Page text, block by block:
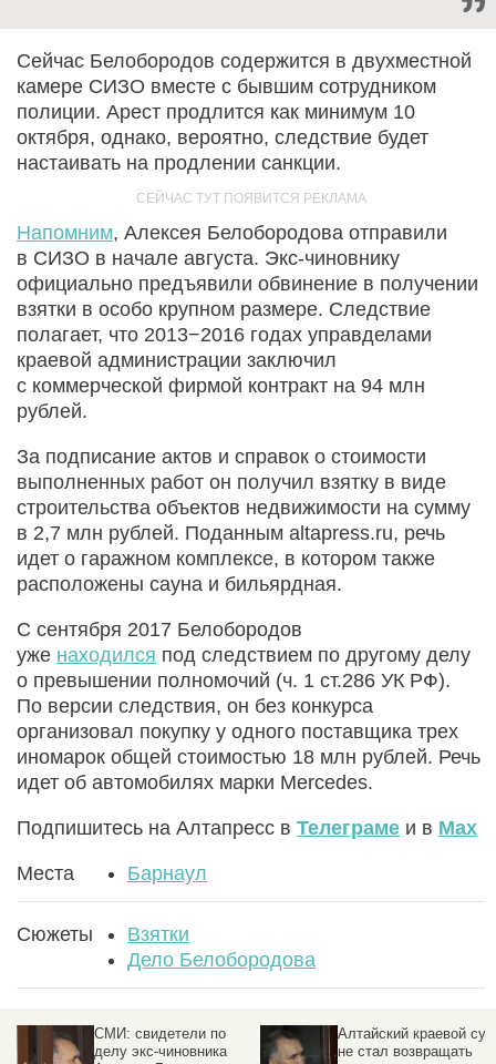
Сейчас Белобородов содержится в двухместной
камере СИЗО вместе с бывшим сотрудником
полиции. Арест продлится как минимум 10
октября, однако, вероятно, следствие будет
настаивать на продлении санкции.
Напомним, Алексея Белобородова отправили
в СИЗО в начале августа. Экс-чиновнику
официально предъявили обвинение в получении
взятки в особо крупном размере. Следствие
полагает, что 2013−2016 годах управделами
краевой администрации заключил
с коммерческой фирмой контракт на 94 млн
рублей.
За подписание актов и справок о стоимости
выполненных работ он получил взятку в виде
строительства объектов недвижимости на сумму
в 2,7 млн рублей. Поданным altapress.ru, речь
идет о гаражном комплексе, в котором также
расположены сауна и бильярдная.
С сентября 2017 Белобородов
уже находился под следствием по другому делу
о превышении полномочий (ч. 1 ст.286 УК РФ).
По версии следствия, он без конкурса
организовал покупку у одного поставщика трех
иномарок общей стоимостью 18 млн рублей. Речь
идет об автомобилях марки Mercedes.
Подпишитесь на Алтапресс в Телеграме и в Max
Места Барнаул
Сюжеты
Взятки
Дело Белобородова
Алтайский краевой суд
не стал возвращать
Алтайского экс-
чиновника